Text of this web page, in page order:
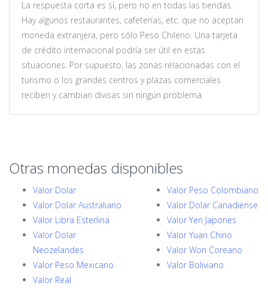
La respuesta corta es sí, pero no en todas las tiendas.
Hay algunos restaurantes, cafeterías, etc. que no aceptan
moneda extranjera, pero sólo Peso Chileno. Una tarjeta
de crédito internacional podría ser útil en estas
situaciones. Por supuesto, las zonas relacionadas con el
turismo o los grandes centros y plazas comerciales
reciben y cambian divisas sin ningún problema.
Otras monedas disponibles
Valor Dolar
Valor Dolar Australiano
Valor Libra Esterlina
Valor Dolar
Neozelandes
Valor Peso Mexicano
Valor Real
Valor Peso Colombiano
Valor Dolar Canadiense
Valor Yen Japones
Valor Yuan Chino
Valor Won Coreano
Valor Boliviano